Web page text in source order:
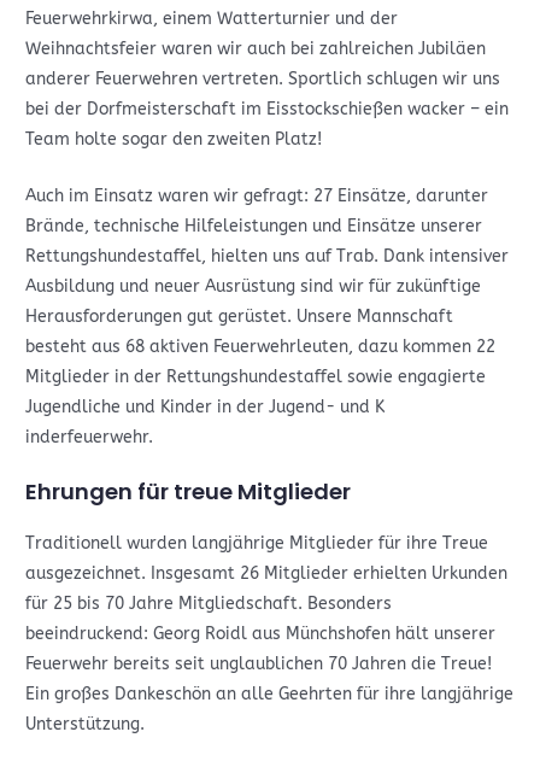
Feuerwehrkirwa, einem Watterturnier und der
Weihnachtsfeier waren wir auch bei zahlreichen Jubiläen
anderer Feuerwehren vertreten. Sportlich schlugen wir uns
bei der Dorfmeisterschaft im Eisstockschießen wacker – ein
Team holte sogar den zweiten Platz!
Auch im Einsatz waren wir gefragt: 27 Einsätze, darunter
Brände, technische Hilfeleistungen und Einsätze unserer
Rettungshundestaffel, hielten uns auf Trab. Dank intensiver
Ausbildung und neuer Ausrüstung sind wir für zukünftige
Herausforderungen gut gerüstet. Unsere Mannschaft
besteht aus 68 aktiven Feuerwehrleuten, dazu kommen 22
Mitglieder in der Rettungshundestaffel sowie engagierte
Jugendliche und Kinder in der Jugend- und K
inderfeuerwehr.
Ehrungen für treue Mitglieder
Traditionell wurden langjährige Mitglieder für ihre Treue
ausgezeichnet. Insgesamt 26 Mitglieder erhielten Urkunden
für 25 bis 70 Jahre Mitgliedschaft. Besonders
beeindruckend: Georg Roidl aus Münchshofen hält unserer
Feuerwehr bereits seit unglaublichen 70 Jahren die Treue!
Ein großes Dankeschön an alle Geehrten für ihre langjährige
Unterstützung.